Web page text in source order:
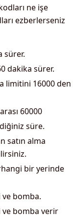
ne işe
ezberlerseniz
sürer.
dakika sürer.
limitini 16000 den
60000
süre.
satın alma
bir yerinde
ve bomba.
ve bomba verir